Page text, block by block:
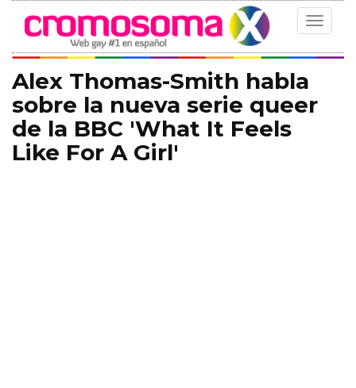
Toggle
Alex Thomas-Smith habla
sobre la nueva serie queer
de la BBC 'What It Feels
Like For A Girl'